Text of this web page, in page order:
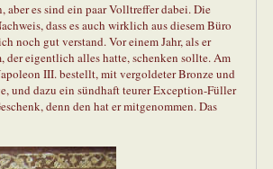
es sind ein paar Volltreffer dabei. Die
dass es auch wirklich aus diesem Büro
noch gut verstand. Vor einem Jahr, als er
der eigentlich alles hatte, schenken sollte. Am
III. bestellt, mit vergoldeter Bronze und
und dazu ein sündhaft teurer Exception-Füller
denn den hat er mitgenommen. Das